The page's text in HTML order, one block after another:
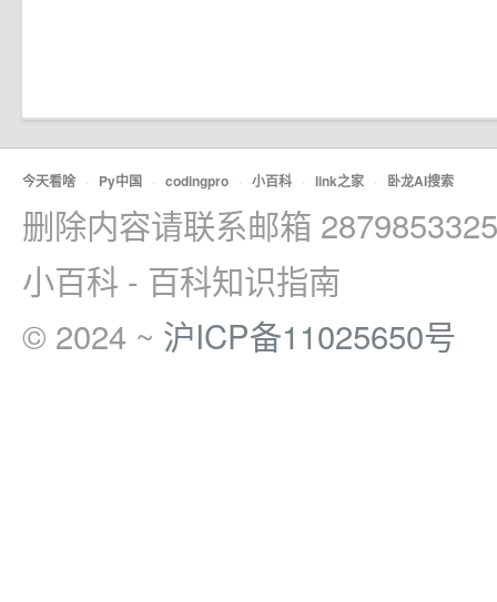
今天看啥 · Py中国 · codingpro · 小百科 · link之家 · 卧龙AI搜索
删除内容请联系邮箱
小百科 - 百科知识指南
© 2024 ~ 沪ICP备11025650号